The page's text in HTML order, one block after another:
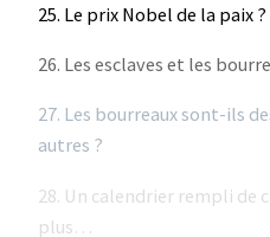
25. Le prix Nobel de la paix ?
26. Les esclaves et les
27. Les bourreaux sont-ils
autres ?
28. Un calendrier rempli de
plus…